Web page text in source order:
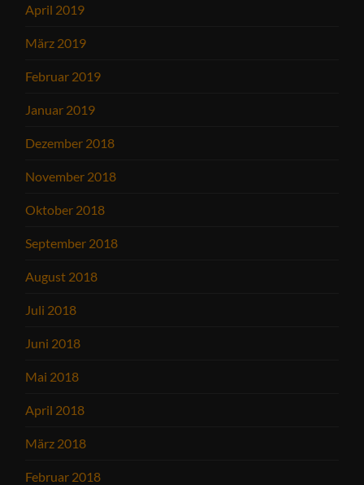
April 2019
März 2019
Februar 2019
Januar 2019
Dezember 2018
November 2018
Oktober 2018
September 2018
August 2018
Juli 2018
Juni 2018
Mai 2018
April 2018
März 2018
Februar 2018